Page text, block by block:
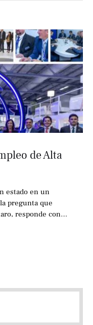
de Alta
estado en un
pregunta que
responde con